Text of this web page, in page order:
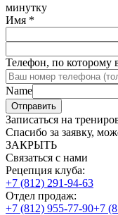
минутку
Имя *
Телефон, по которому
Name
Отправить
Записаться на
Спасибо за заявку,
ЗАКРЫТЬ
Связаться с нами
Рецепция клуба:
+7 (812) 291-94-63
Отдел продаж:
+7 (812) 955-77-90+7